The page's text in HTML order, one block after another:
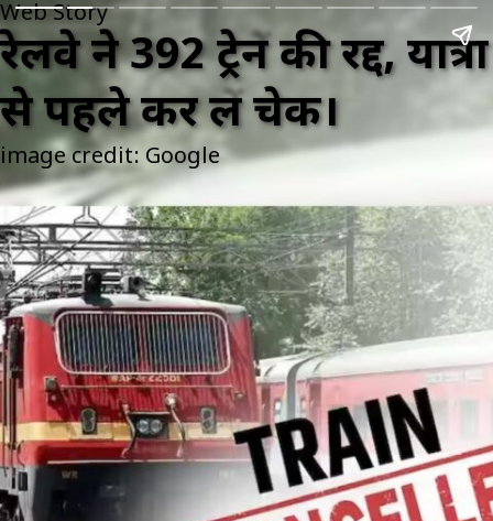
Web Story
रेलवे ने 392 ट्रेनें की रद्द, यात्रा
से पहले कर लें चेक।
image credit: Google